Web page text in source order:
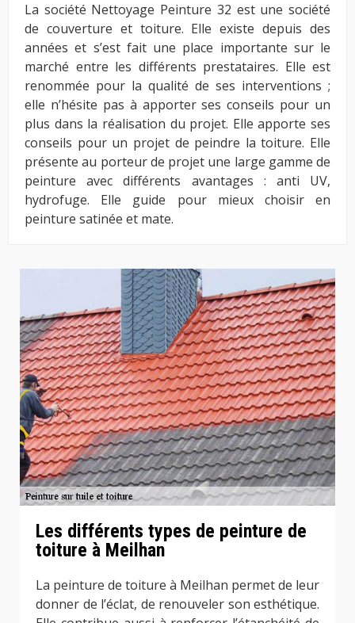
La société Nettoyage Peinture 32 est une société
de couverture et toiture. Elle existe depuis des
années et s’est fait une place importante sur le
marché entre les différents prestataires. Elle est
renommée pour la qualité de ses interventions ;
elle n’hésite pas à apporter ses conseils pour un
plus dans la réalisation du projet. Elle apporte ses
conseils pour un projet de peindre la toiture. Elle
présente au porteur de projet une large gamme de
peinture avec différents avantages : anti UV,
hydrofuge. Elle guide pour mieux choisir en
peinture satinée et mate.
Les différents types de peinture de
toiture à Meilhan
La peinture de toiture à Meilhan permet de leur
donner de l’éclat, de renouveler son esthétique.